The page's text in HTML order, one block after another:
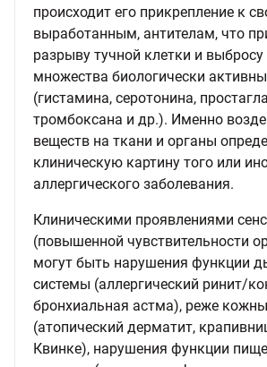
происходит его прикрепление к
выработанным, антителам, что
разрыву тучной клетки и
множества биологически
(гистамина, серотонина,
тромбоксана и др.). Именно
веществ на ткани и органы
клиническую картину того или
аллергического заболевания.
Клиническими проявлениями
(повышенной чувствительности
могут быть нарушения функции
системы (аллергический ринит/
бронхиальная астма), реже
(атопический дерматит,
Квинке), нарушения функции